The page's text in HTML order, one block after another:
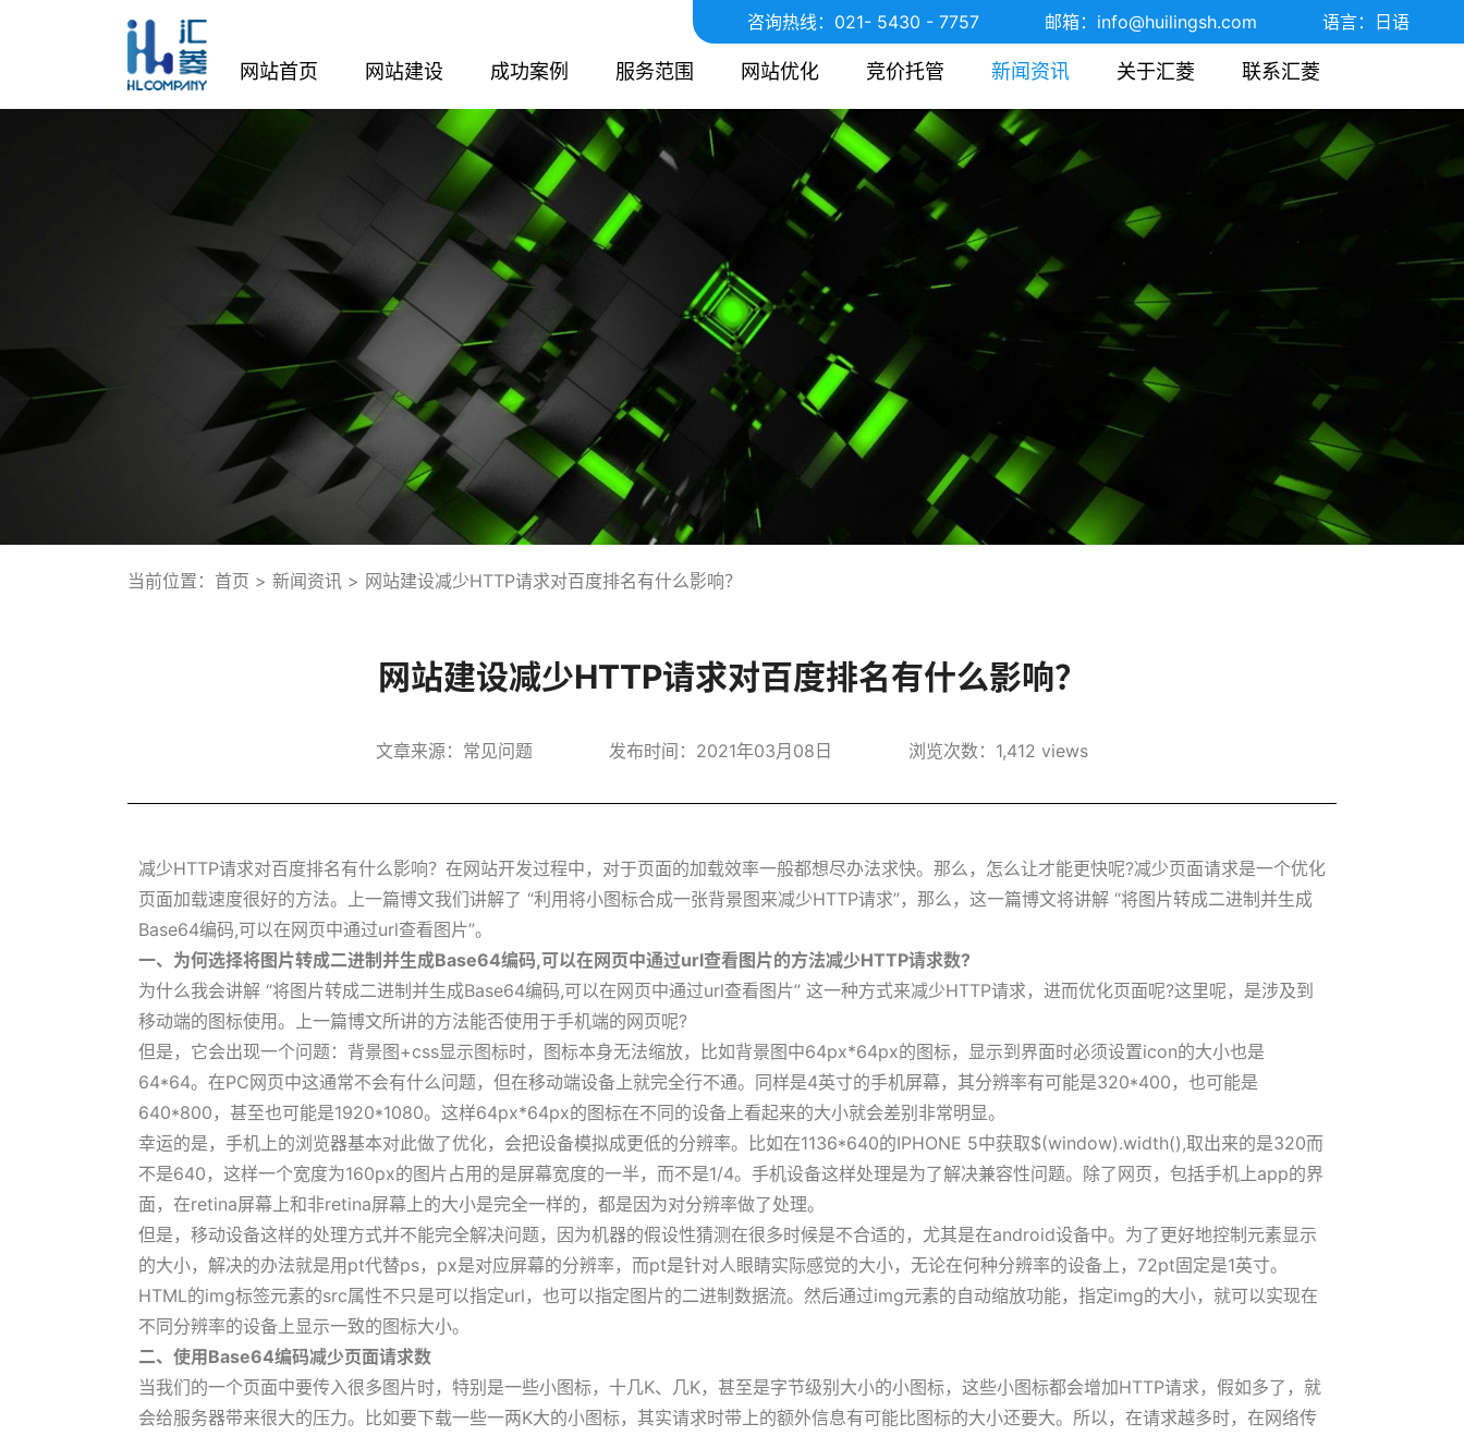
网站首页 网站建设 成功案例 服务范围 网站优化 竞价托管 新闻资讯 关于汇菱 联系汇菱
咨询热线： 021- 5430 - 7757 邮箱： info@huilingsh.com 语言： 日语
当前位置： 首页 > 新闻资讯 > 网站建设减少HTTP请求对百度排名有什么影响？
网站建设减少HTTP请求对百度排名有什么影响？
文章来源：常见问题 发布时间：2021年03月08日 浏览次数：1,412 views
减少HTTP请求对百度排名有什么影响？在网站开发过程中，对于页面的加载效率一般都想尽办法求快。那么，怎么让才能更快呢?减少页面请求是一个优化
页面加载速度很好的方法。上一篇博文我们讲解了 “利用将小图标合成一张背景图来减少HTTP请求”，那么，这一篇博文将讲解 “将图片转成二进制并生成
Base64编码,可以在网页中通过url查看图片”。
一、为何选择将图片转成二进制并生成Base64编码,可以在网页中通过url查看图片的方法减少HTTP请求数?
为什么我会讲解 “将图片转成二进制并生成Base64编码,可以在网页中通过url查看图片” 这一种方式来减少HTTP请求，进而优化页面呢?这里呢，是涉及到
移动端的图标使用。上一篇博文所讲的方法能否使用于手机端的网页呢?
但是，它会出现一个问题：背景图+css显示图标时，图标本身无法缩放，比如背景图中64px*64px的图标，显示到界面时必须设置icon的大小也是
64*64。在PC网页中这通常不会有什么问题，但在移动端设备上就完全行不通。同样是4英寸的手机屏幕，其分辨率有可能是320*400，也可能是
640*800，甚至也可能是1920*1080。这样64px*64px的图标在不同的设备上看起来的大小就会差别非常明显。
幸运的是，手机上的浏览器基本对此做了优化，会把设备模拟成更低的分辨率。比如在1136*640的IPHONE 5中获取$(window).width(),取出来的是320而
不是640，这样一个宽度为160px的图片占用的是屏幕宽度的一半，而不是1/4。手机设备这样处理是为了解决兼容性问题。除了网页，包括手机上app的界
面，在retina屏幕上和非retina屏幕上的大小是完全一样的，都是因为对分辨率做了处理。
但是，移动设备这样的处理方式并不能完全解决问题，因为机器的假设性猜测在很多时候是不合适的，尤其是在android设备中。为了更好地控制元素显示
的大小，解决的办法就是用pt代替ps，px是对应屏幕的分辨率，而pt是针对人眼睛实际感觉的大小，无论在何种分辨率的设备上，72pt固定是1英寸。
HTML的img标签元素的src属性不只是可以指定url，也可以指定图片的二进制数据流。然后通过img元素的自动缩放功能，指定img的大小，就可以实现在
不同分辨率的设备上显示一致的图标大小。
二、使用Base64编码减少页面请求数
当我们的一个页面中要传入很多图片时，特别是一些小图标，十几K、几K，甚至是字节级别大小的小图标，这些小图标都会增加HTTP请求，假如多了，就
会给服务器带来很大的压力。比如要下载一些一两K大的小图标，其实请求时带上的额外信息有可能比图标的大小还要大。所以，在请求越多时，在网络传